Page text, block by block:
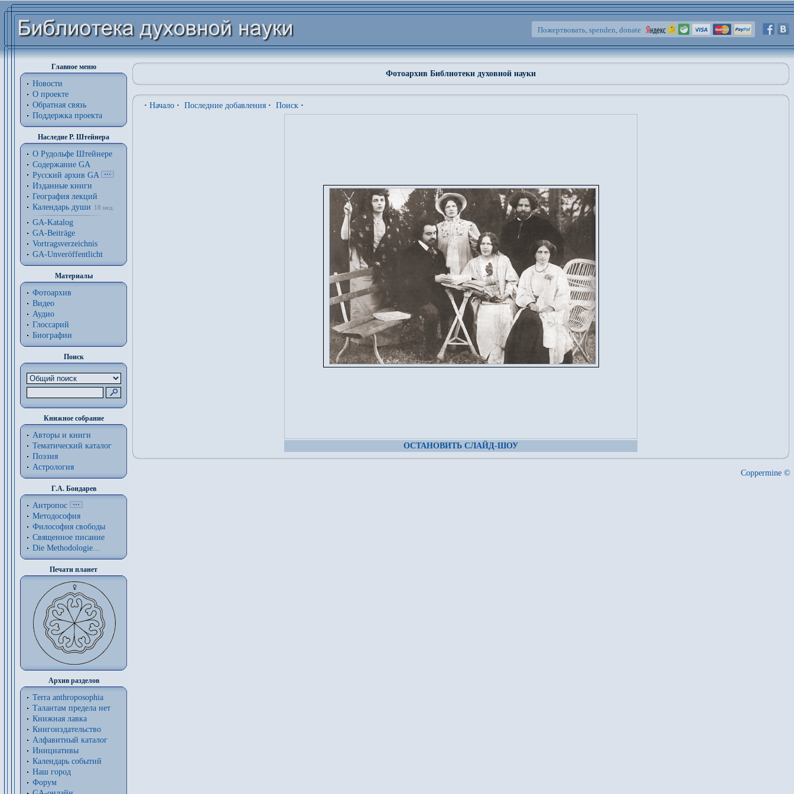
Пожертвовать, spenden, donate
Главное меню
Новости
О проекте
Обратная связь
Поддержка проекта
Наследие Р. Штейнера
О Рудольфе Штейнере
Содержание GA
Русский архив GA
Изданные книги
География лекций
Календарь души
18 нед.
GA-Katalog
GA-Beiträge
Vortragsverzeichnis
GA-Unveröffentlicht
Материалы
Фотоархив
Видео
Аудио
Глоссарий
Биографии
Поиск
Книжное собрание
Авторы и книги
Тематический каталог
Поэзия
Астрология
Г.А. Бондарев
Антропос
Методософия
Философия cвободы
Священное писание
Die Methodologie...
Печати планет
Архив разделов
Terra anthroposophia
Талантам предела нет
Книжная лавка
Книгоиздательство
Алфавитный каталог
Инициативы
Календарь событий
Наш город
Форум
Фотоархив Библиотеки духовной науки
· Начало · Последние добавления · Поиск ·
ОСТАНОВИТЬ СЛАЙД-ШОУ
Coppermine ©